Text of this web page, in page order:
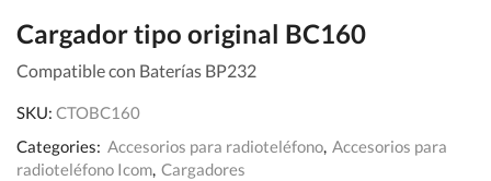
Cargador tipo original BC160
Compatible con Baterías BP232
SKU: CTOBC160
Categories: Accesorios para radioteléfono, Accesorios para
radioteléfono Icom, Cargadores